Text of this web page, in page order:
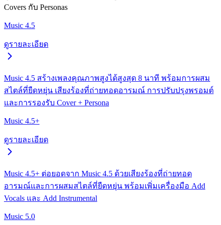
Covers กับ Personas
Music 4.5
ดูรายละเอียด
Music 4.5 สร้างเพลงคุณภาพสูงได้สูงสุด 8 นาที พร้อมการผสม
สไตล์ที่ยืดหยุ่น เสียงร้องที่ถ่ายทอดอารมณ์ การปรับปรุงพรอมต์
และการรองรับ Cover + Persona
Music 4.5+
ดูรายละเอียด
Music 4.5+ ต่อยอดจาก Music 4.5 ด้วยเสียงร้องที่ถ่ายทอด
อารมณ์และการผสมสไตล์ที่ยืดหยุ่น พร้อมเพิ่มเครื่องมือ Add
Vocals และ Add Instrumental
Music 5.0